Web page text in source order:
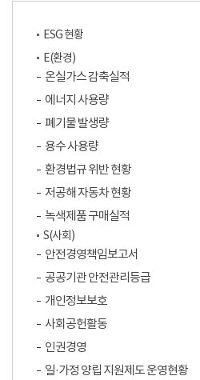
ESG 현황
E(환경)
온실가스 감축실적
에너지 사용량
폐기물 발생량
용수 사용량
환경법규 위반 현황
저공해 자동차 현황
녹색제품 구매실적
S(사회)
안전경영책임보고서
공공기관 안전관리등급
개인정보보호
사회공헌활동
인권경영
일·가정 양립 지원제도 운영현황